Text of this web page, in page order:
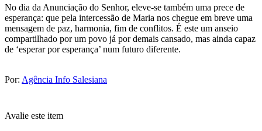
No dia da Anunciação do Senhor, eleve-se também uma prece de
esperança: que pela intercessão de Maria nos chegue em breve uma
mensagem de paz, harmonia, fim de conflitos. É este um anseio
compartilhado por um povo já por demais cansado, mas ainda capaz
de ‘esperar por esperança’ num futuro diferente.
Por: Agência Info Salesiana
Avalie este item